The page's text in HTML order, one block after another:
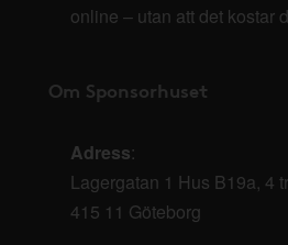
online – utan att det kostar
Om Sponsorhuset
Adress:
Lagergatan 1 Hus B19a, 4 tr
415 11 Göteborg